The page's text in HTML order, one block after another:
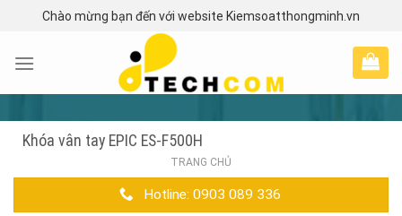
content
Chào mừng bạn đến với website Kiemsoatthongminh.vn
Khóa vân tay EPIC ES-F500H
TRANG CHỦ
Hotline: 0903 089 336